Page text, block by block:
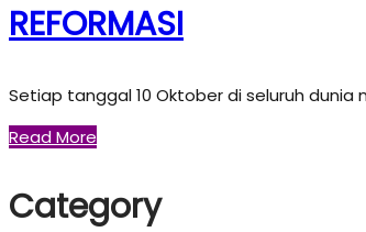
REFORMASI
Setiap tanggal 10 Oktober di seluruh
Read More
Category